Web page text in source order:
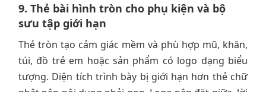
9. Thẻ bài hình tròn cho phụ kiện và bộ
sưu tập giới hạn
Thẻ tròn tạo cảm giác mềm và phù hợp mũ, khăn,
túi, đồ trẻ em hoặc sản phẩm có logo dạng biểu
tượng. Diện tích trình bày bị giới hạn hơn thẻ chữ